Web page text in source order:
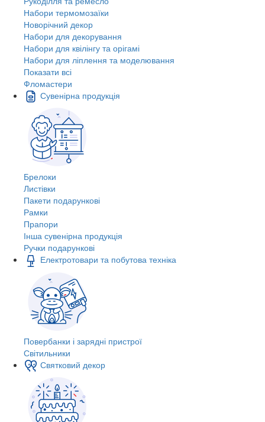
Набори термомозаїки
Новорічний декор
Набори для декорування
Набори для квілінгу та орігамі
Набори для ліплення та моделювання
Показати всі
Фломастери
Сувенірна продукція
Брелоки
Листівки
Пакети подарункові
Рамки
Прапори
Інша сувенірна продукція
Ручки подарункові
Електротовари та побутова техніка
Повербанки і зарядні пристрої
Світильники
Святковий декор